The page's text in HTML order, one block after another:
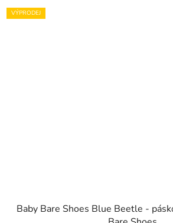
VÝPRODEJ
Baby Bare Shoes Blue Beetle -